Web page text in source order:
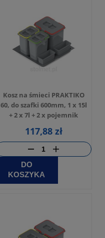
Kosz na śmieci PRAKTIKO
60, do szafki 600mm, 1 x 15l
+ 2 x 7l + 2 x pojemnik
117,88 zł
DO
KOSZYKA